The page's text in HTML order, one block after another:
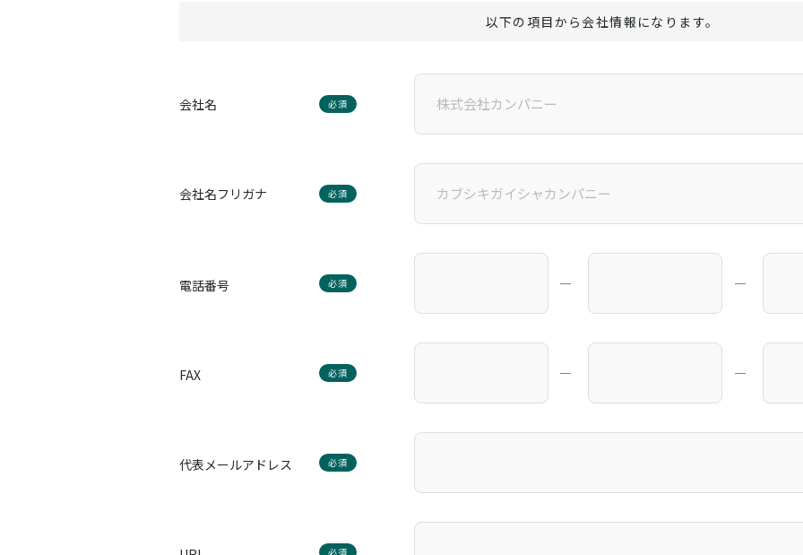
以下の項目から会社情報になります。
会社名 必須
会社名フリガナ 必須
電話番号 必須 ― ―
FAX 必須 ― ―
代表メールアドレス 必須
必須